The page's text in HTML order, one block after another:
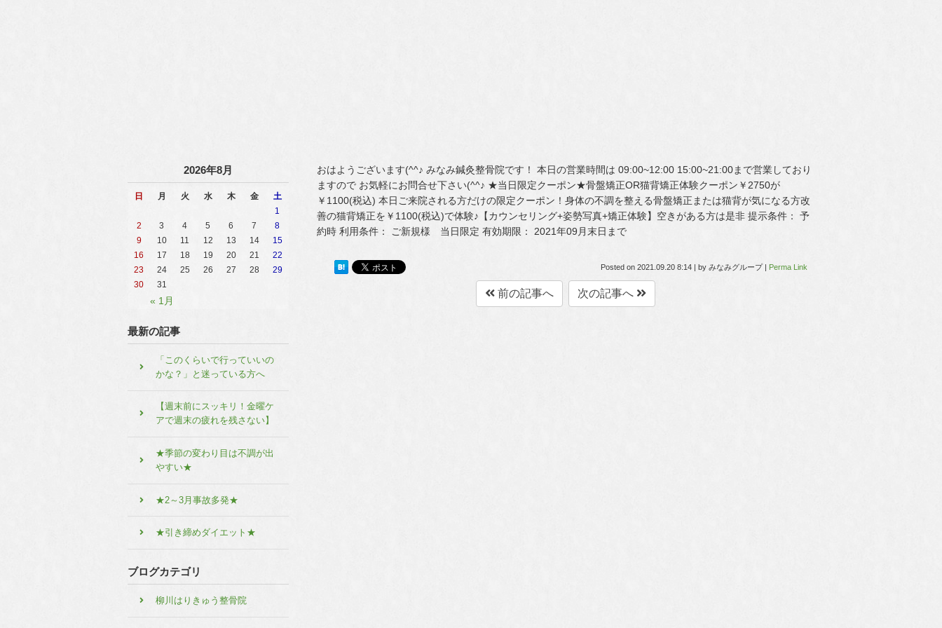
おはようございます(^^♪ みなみ鍼灸整骨院です！ 本日の営業時間は 09:00~12:00 15:00~21:00まで営業しており
ますので お気軽にお問合せ下さい(^^♪ ★当日限定クーポン★骨盤矯正OR猫背矯正体験クーポン￥2750が
￥1100(税込) 本日ご来院される方だけの限定クーポン！身体の不調を整える骨盤矯正または猫背が気になる方改
善の猫背矯正を￥1100(税込)で体験♪【カウンセリング+姿勢写真+矯正体験】空きがある方は是非 提示条件： 予
約時 利用条件： ご新規様 当日限定 有効期限： 2021年09月末日まで
Posted on 2021.09.20 8:14 | by みなみグループ| Perma Link
前の記事へ 次の記事へ
2026年8月
日 月 火 水 木 金 土
« 1月
1
2
3 4 5 6 7
8
9
10 11 12 13 14
15
16
17 18 19 20 21
22
23
24 25 26 27 28
29
30
31
最新の記事
「このくらいで行っていいの
かな？」と迷っている方へ
【週末前にスッキリ！金曜ケ
アで週末の疲れを残さない】
★季節の変わり目は不調が出
やすい★
★2～3月事故多発★
★引き締めダイエット★
ブログカテゴリ
柳川はりきゅう整骨院